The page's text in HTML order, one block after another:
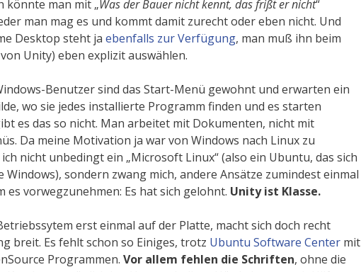
könnte man mit „Was der Bauer nicht kennt, das frißt er nicht“
man mag es und kommt damit zurecht oder eben nicht. Und
Desktop steht ja ebenfalls zur Verfügung, man muß ihn beim
Unity) eben explizit auswählen.
Benutzer sind das Start-Menü gewohnt und erwarten ein
wo sie jedes installierte Programm finden und es starten
es das so nicht. Man arbeitet mit Dokumenten, nicht mit
Da meine Motivation ja war von Windows nach Linux zu
nicht unbedingt ein „Microsoft Linux“ (also ein Ubuntu, das sich
Windows), sondern zwang mich, andere Ansätze zumindest einmal
es vorwegzunehmen: Es hat sich gelohnt. Unity ist Klasse.
erst einmal auf der Platte, macht sich doch recht
breit. Es fehlt schon so Einiges, trotz Ubuntu Software Center mit
Programmen. Vor allem fehlen die Schriften, ohne die